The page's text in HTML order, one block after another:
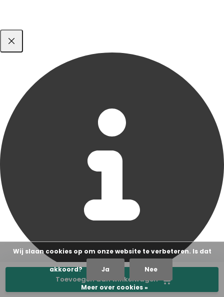
Toevoegen aan winkelwagen
Wij slaan cookies op om onze website te verbeteren. Is dat
akkoord? Ja Nee
Meer over cookies »
Voor het beste adviesis onze showroom geopend op
afspraakAfspraak maken